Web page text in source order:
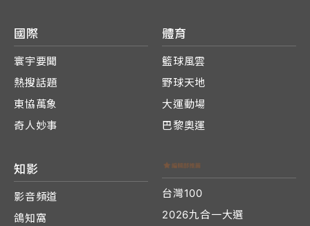
國際
寰宇要聞
熱搜話題
東協萬象
奇人妙事
體育
籃球風雲
野球天地
大運動場
巴黎奧運
知影
影音頻道
鴿知窩
台灣100
2026九合一大選